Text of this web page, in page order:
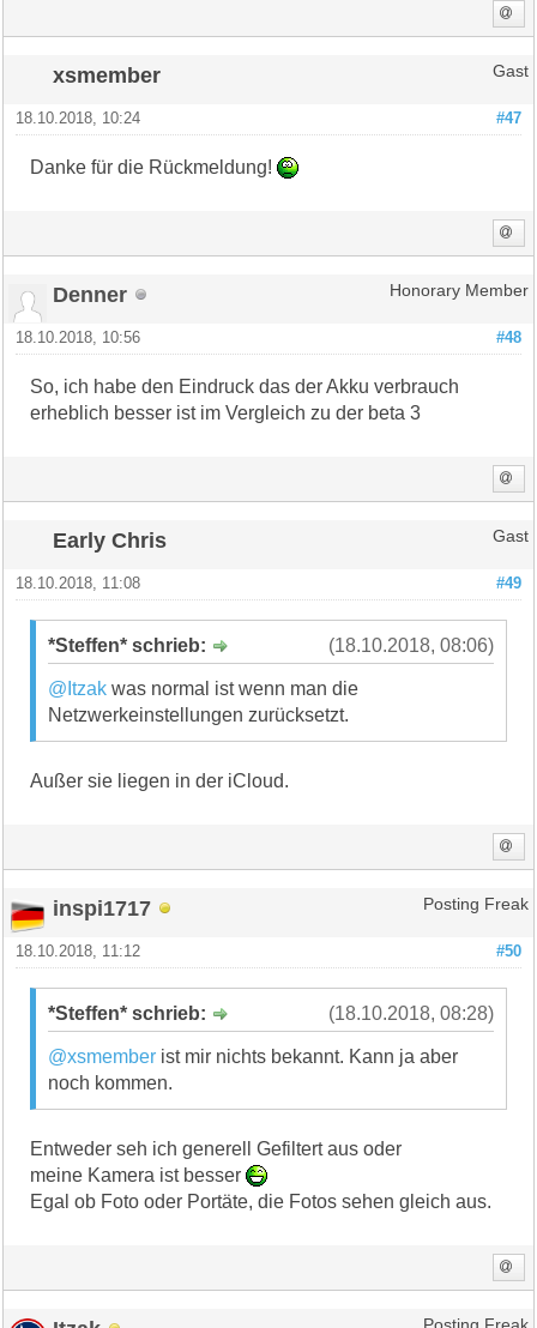
xsmember Gast
#47
18.10.2018, 10:24
Danke für die Rückmeldung!
Denner Honorary Member
#48
18.10.2018, 10:56
So, ich habe den Eindruck das der Akku verbrauch
erheblich besser ist im Vergleich zu der beta 3
Early Chris Gast
#49
18.10.2018, 11:08
(18.10.2018, 08:06)
*Steffen* schrieb:
@Itzak was normal ist wenn man die
Netzwerkeinstellungen zurücksetzt.
Außer sie liegen in der iCloud.
inspi1717 Posting Freak
#50
18.10.2018, 11:12
(18.10.2018, 08:28)
*Steffen* schrieb:
@xsmember ist mir nichts bekannt. Kann ja aber
noch kommen.
Entweder seh ich generell Gefiltert aus oder
meine Kamera ist besser
Egal ob Foto oder Portäte, die Fotos sehen gleich aus.
Posting Freak